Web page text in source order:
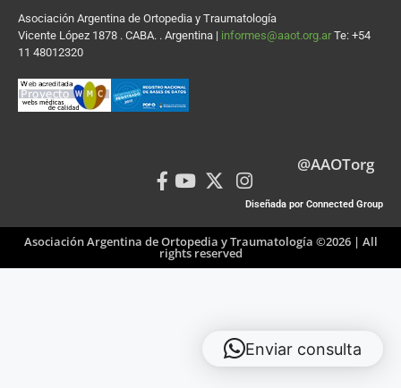
Asociación Argentina de Ortopedia y Traumatología
Vicente López 1878 . CABA. . Argentina | informes@aaot.org.ar Te: +54
11 48012320
@AAOTorg
Diseñada por Connected Group
Asociación Argentina de Ortopedia y Traumatología ©2026 | All
rights reserved
Enviar consulta